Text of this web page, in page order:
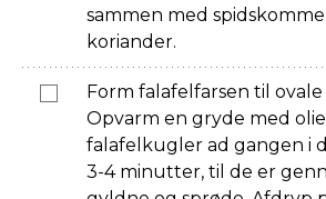
sammen med
koriander.
Form falafelfarsen til
Opvarm en gryde med
falafelkugler ad gangen i
3-4 minutter, til de er